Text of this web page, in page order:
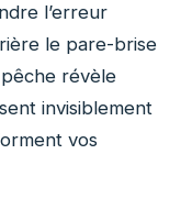
l’erreur
le pare-brise
révèle
invisiblement
vos